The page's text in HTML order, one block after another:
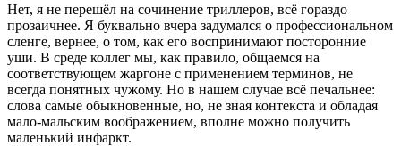
Нет, я не перешёл на сочинение триллеров, всё гораздо
прозаичнее. Я буквально вчера задумался о профессиональном
сленге, вернее, о том, как его воспринимают посторонние
уши. В среде коллег мы, как правило, общаемся на
соответствующем жаргоне с применением терминов, не
всегда понятных чужому. Но в нашем случае всё печальнее:
слова самые обыкновенные, но, не зная контекста и обладая
мало-мальским воображением, вполне можно получить
маленький инфаркт.